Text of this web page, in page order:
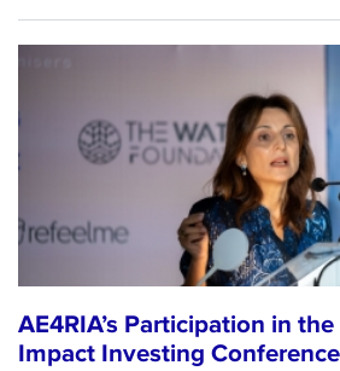
AE4RIA’s Participation in
Impact Investing Conference